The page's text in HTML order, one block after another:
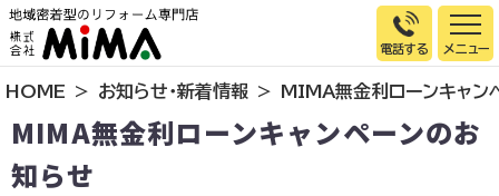
電話する
トップページ
選ばれる理由
施工事例
HOME お知らせ・新着情報 MIMA無金利ローンキャン
MIMA無金利ローンキャンペーンのお
知らせ